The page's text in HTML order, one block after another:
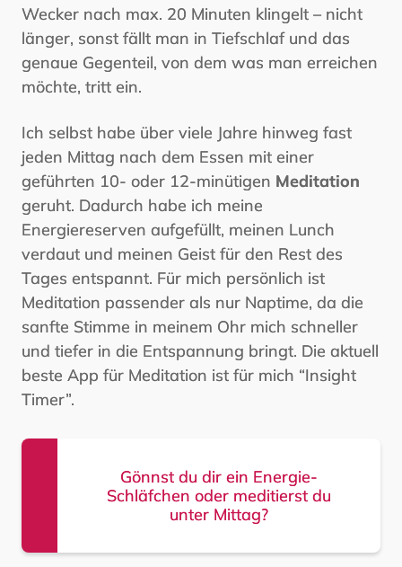
Wecker nach max. 20 Minuten klingelt – nicht
länger, sonst fällt man in Tiefschlaf und das
genaue Gegenteil, von dem was man erreichen
möchte, tritt ein.
Ich selbst habe über viele Jahre hinweg fast
jeden Mittag nach dem Essen mit einer
geführten 10- oder 12-minütigen Meditation
geruht. Dadurch habe ich meine
Energiereserven aufgefüllt, meinen Lunch
verdaut und meinen Geist für den Rest des
Tages entspannt. Für mich persönlich ist
Meditation passender als nur Naptime, da die
sanfte Stimme in meinem Ohr mich schneller
und tiefer in die Entspannung bringt. Die aktuell
beste App für Meditation ist für mich “Insight
Timer”.
Gönnst du dir ein Energie-
Schläfchen oder meditierst du
unter Mittag?